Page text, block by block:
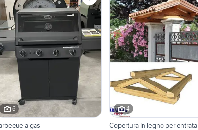
6
a gas
4
Copertura in legno per entrata